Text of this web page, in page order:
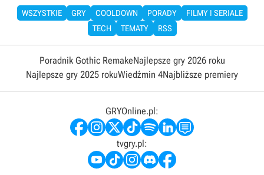
WSZYSTKIE GRY COOLDOWN PORADY
FILMY I SERIALE
TECH
TEMATY RSS
Poradnik Gothic RemakeNajlepsze gry 2026 roku
Najlepsze gry 2025 rokuWiedźmin 4Najbliższe premiery
GRYOnline.pl:
tvgry.pl: